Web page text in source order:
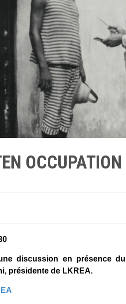
discussion en présence
présidente de LKREA.